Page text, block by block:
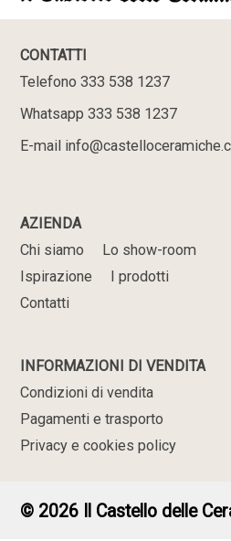
CONTATTI
Telefono 333 538 1237
Whatsapp 333 538 1237
E-mail
AZIENDA
Chi siamo
Lo show-room
Ispirazione
I prodotti
Contatti
INFORMAZIONI DI VENDITA
Condizioni di vendita
Pagamenti e trasporto
Privacy e cookies policy
© 2026 Il Castello delle